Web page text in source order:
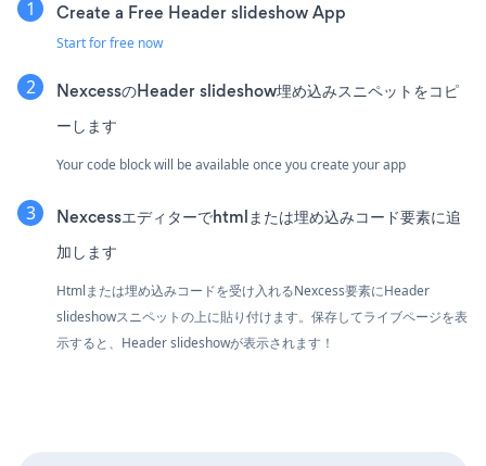
Create a Free Header slideshow App
Start for free now
NexcessのHeader slideshow埋め込みスニペットをコピ
ーします
Your code block will be available once you create your app
Nexcessエディターでhtmlまたは埋め込みコード要素に追
加します
Htmlまたは埋め込みコードを受け入れるNexcess要素にHeader
slideshowスニペットの上に貼り付けます。保存してライブページを表
示すると、Header slideshowが表示されます！